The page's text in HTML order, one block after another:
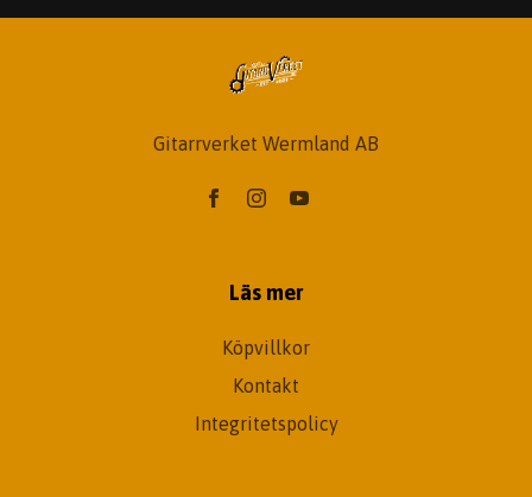
Gitarrverket Wermland AB
Läs mer
Köpvillkor
Kontakt
Integritetspolicy